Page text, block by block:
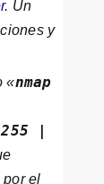
. Un
y
«nmap
|
por el